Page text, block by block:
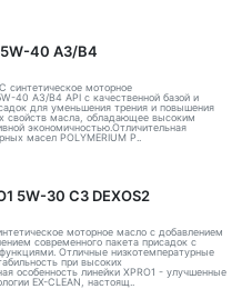
5W-40 A3/B4
синтетическое моторное
40 A3/B4 API с качественной базой и
для уменьшения трения и повышения
свойств масла, обладающее высоким
экономичностью.Отличительная
масел POLYMERIUM P..
5W-30 C3 DEXOS2
моторное масло с добавлением
современного пакета присадок с
Отличные низкотемпературные
при высоких
особенность линейки XPRO1 - улучшенные
EX-CLEAN, настоящ..